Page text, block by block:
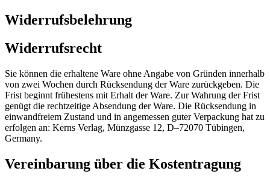
Widerrufsbelehrung
Widerrufsrecht
Sie können die erhaltene Ware ohne Angabe von Gründen innerhalb
von zwei Wochen durch Rücksendung der Ware zurückgeben. Die
Frist beginnt frühestens mit Erhalt der Ware. Zur Wahrung der Frist
genügt die rechtzeitige Absendung der Ware. Die Rücksendung in
einwandfreiem Zustand und in angemessen guter Verpackung hat zu
erfolgen an: Kerns Verlag, Münzgasse 12, D–72070 Tübingen,
Germany.
Vereinbarung über die Kostentragung